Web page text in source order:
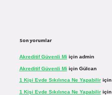
Son yorumlar
Akreditif Güvenli Mi için admin
Akreditif Güvenli Mi için Gülcan
1 Kişi Evde Sıkılınca Ne Yapabiliriçin
1 Kişi Evde Sıkılınca Ne Yapabiliriçin